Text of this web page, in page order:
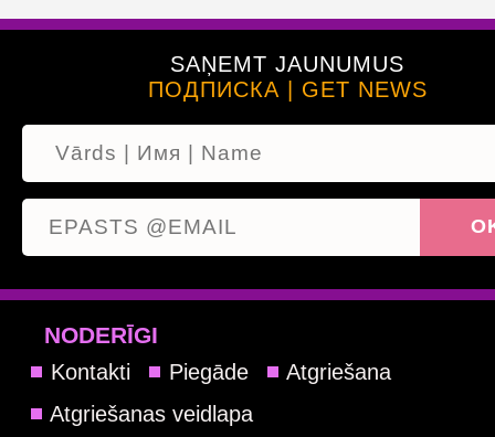
SAŅEMT JAUNUMUS
ПОДПИСКА | GET NEWS
NODERĪGI
Kontakti Piegāde
Atgriešana
Atgriešanas veidlapa